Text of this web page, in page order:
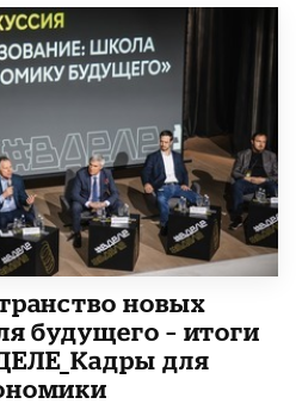
новых
будущего – итоги
для